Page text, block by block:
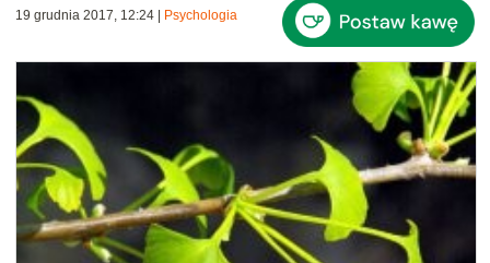
19 grudnia 2017, 12:24 Psychologia